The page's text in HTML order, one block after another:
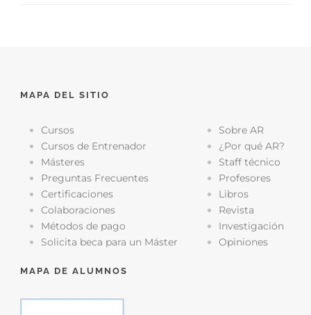
MAPA DEL SITIO
Cursos
Cursos de Entrenador
Másteres
Preguntas Frecuentes
Certificaciones
Colaboraciones
Métodos de pago
Solicita beca para un Máster
Sobre AR
¿Por qué AR?
Staff técnico
Profesores
Libros
Revista
Investigación
Opiniones
MAPA DE ALUMNOS